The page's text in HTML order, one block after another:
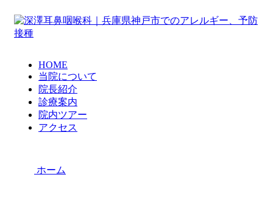
HOME
当院について
院長紹介
診療案内
院内ツアー
アクセス
ホーム